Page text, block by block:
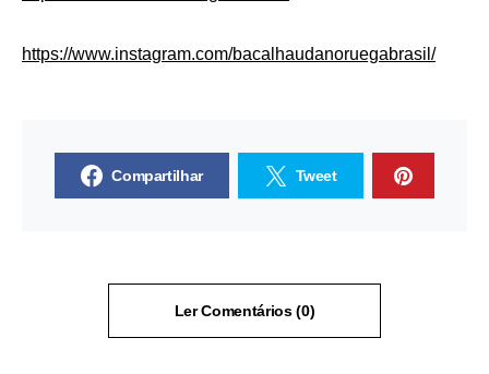
https://www.instagram.com/bacalhaudanoruegabrasil/
Compartilhar Tweet
Ler Comentários (0)